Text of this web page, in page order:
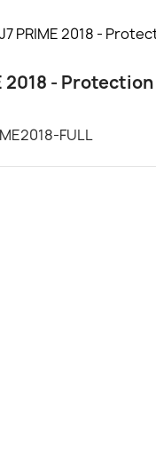
PRIME 2018 -
2018 - Protection
FULL